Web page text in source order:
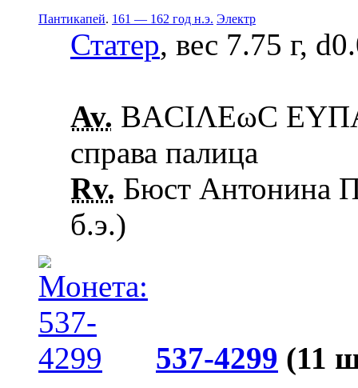
Пантикапей. 161 — 162 год н.э. Электр
Статер, вес 7.75 г,
Av. ΒΑCΙΛΕωC
справа палица
Rv. Бюст Антонина
б.э.)
537-4299 (11